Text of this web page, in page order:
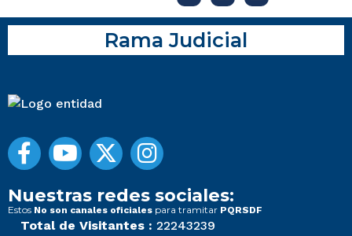
Rama Judicial
Nuestras redes sociales:
Estos No son canales oficiales para tramitar PQRSDF
Total de Visitantes : 22243239